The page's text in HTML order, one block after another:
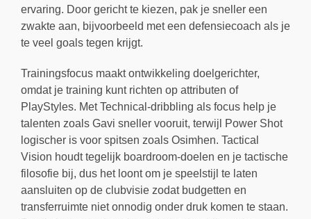
ervaring. Door gericht te kiezen, pak je sneller een
zwakte aan, bijvoorbeeld met een defensiecoach als je
te veel goals tegen krijgt.
Trainingsfocus maakt ontwikkeling doelgerichter,
omdat je training kunt richten op attributen of
PlayStyles. Met Technical-dribbling als focus help je
talenten zoals Gavi sneller vooruit, terwijl Power Shot
logischer is voor spitsen zoals Osimhen. Tactical
Vision houdt tegelijk boardroom-doelen en je tactische
filosofie bij, dus het loont om je speelstijl te laten
aansluiten op de clubvisie zodat budgetten en
transferruimte niet onnodig onder druk komen te staan.